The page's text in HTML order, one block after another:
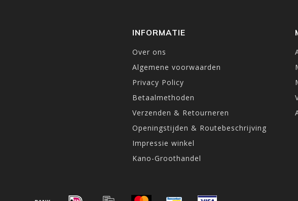
INFORMATIE
Over ons
Algemene voorwaarden
Privacy Policy
Betaalmethoden
Verzenden & Retourneren
Openingstijden & Routebeschrijving
Impressie winkel
Kano-Groothandel